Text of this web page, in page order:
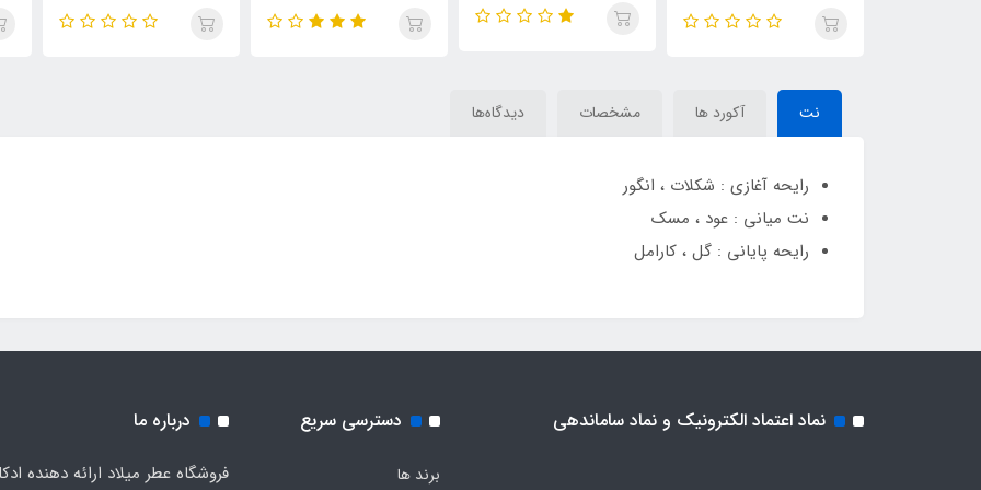
MOUSUF BLUE
brown
موصوف عربی Hayaati
نت آکورد ها مشخصات دیدگاه‌ها
رایحه آغازی : شکلات ، انگور
نت میانی : عود ، مسک
رایحه پایانی : گل ، کارامل
نماد اعتماد الکترونیک و نماد ساماندهی دسترسی سریع
برند ها
درباره ما
فروشگاه عطر میلاد ارائه دهنده